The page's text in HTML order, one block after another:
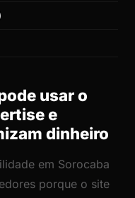
usar o
e
dinheiro
em Sorocaba
porque o site